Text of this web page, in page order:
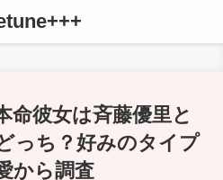
命彼女は斉藤優里と
っち？好みのタイプ
から調査